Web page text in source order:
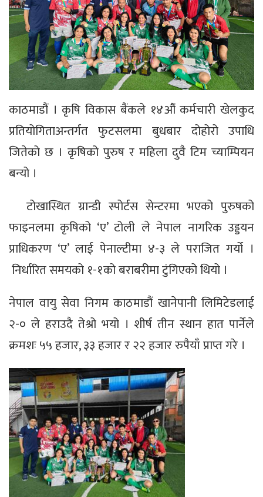
काठमाडौं । कृषि विकास बैंकले १४औं कर्मचारी खेलकुद
प्रतियोगिताअन्तर्गत फुटसलमा बुधबार दोहोरो उपाधि
जितेको छ । कृषिको पुरुष र महिला दुवै टिम च्याम्पियन
बन्यो ।
टोखास्थित ग्रान्डी स्पोर्टस सेन्टरमा भएको पुरुषको
फाइनलमा कृषिको ‘ए’ टोली ले नेपाल नागरिक उड्डयन
प्राधिकरण ‘ए’ लाई पेनाल्टीमा ४-३ ले पराजित गर्यो ।
निर्धारित समयको १-१को बराबरीमा टुंगिएको थियो ।
नेपाल वायु सेवा निगम काठमाडौं खानेपानी लिमिटेडलाई
२-० ले हराउदै तेश्रो भयो । शीर्ष तीन स्थान हात पार्नेले
क्रमशः ५५ हजार, ३३ हजार र २२ हजार रुपैयाँ प्राप्त गरे ।